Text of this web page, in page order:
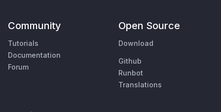
Community
Tutorials
Documentation
Forum
Open Source
Download
Github
Runbot
Translations